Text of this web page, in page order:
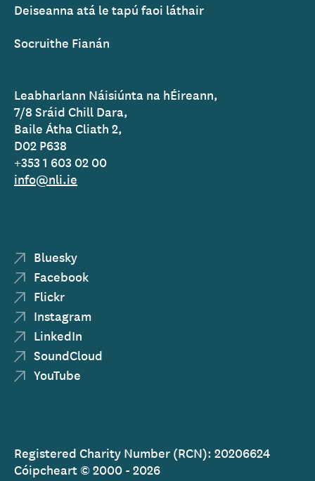
Deiseanna atá le tapú faoi láthair
Socruithe Fianán
Leabharlann Náisiúnta na hÉireann,
7/8 Sráid Chill Dara,
Baile Átha Cliath 2,
D02 P638
+353 1 603 02 00
info@nli.ie
Bluesky
Facebook
Flickr
Instagram
LinkedIn
SoundCloud
YouTube
Registered Charity Number (RCN): 20206624
Cóipcheart © 2000 - 2026